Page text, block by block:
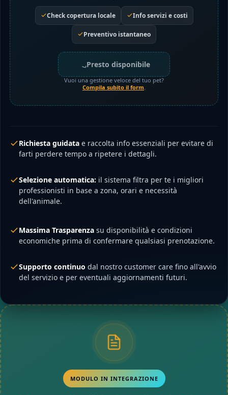
Check copertura locale Info servizi e costi
Preventivo istantaneo
Presto disponibile
Vuoi una gestione veloce del tuo pet?
Compila subito il form
Richiesta guidata e raccolta info essenziali per evitare di
farti perdere tempo a ripetere i dettagli.
Selezione automatica: il sistema filtra per te i migliori
professionisti in base a zona, orari e necessità
dell'animale.
Massima Trasparenza su disponibilità e condizioni
economiche prima di confermare qualsiasi prenotazione.
Supporto continuo dal nostro customer care fino all'avvio
del servizio e per eventuali aggiornamenti futuri.
MODULO IN INTEGRAZIONE